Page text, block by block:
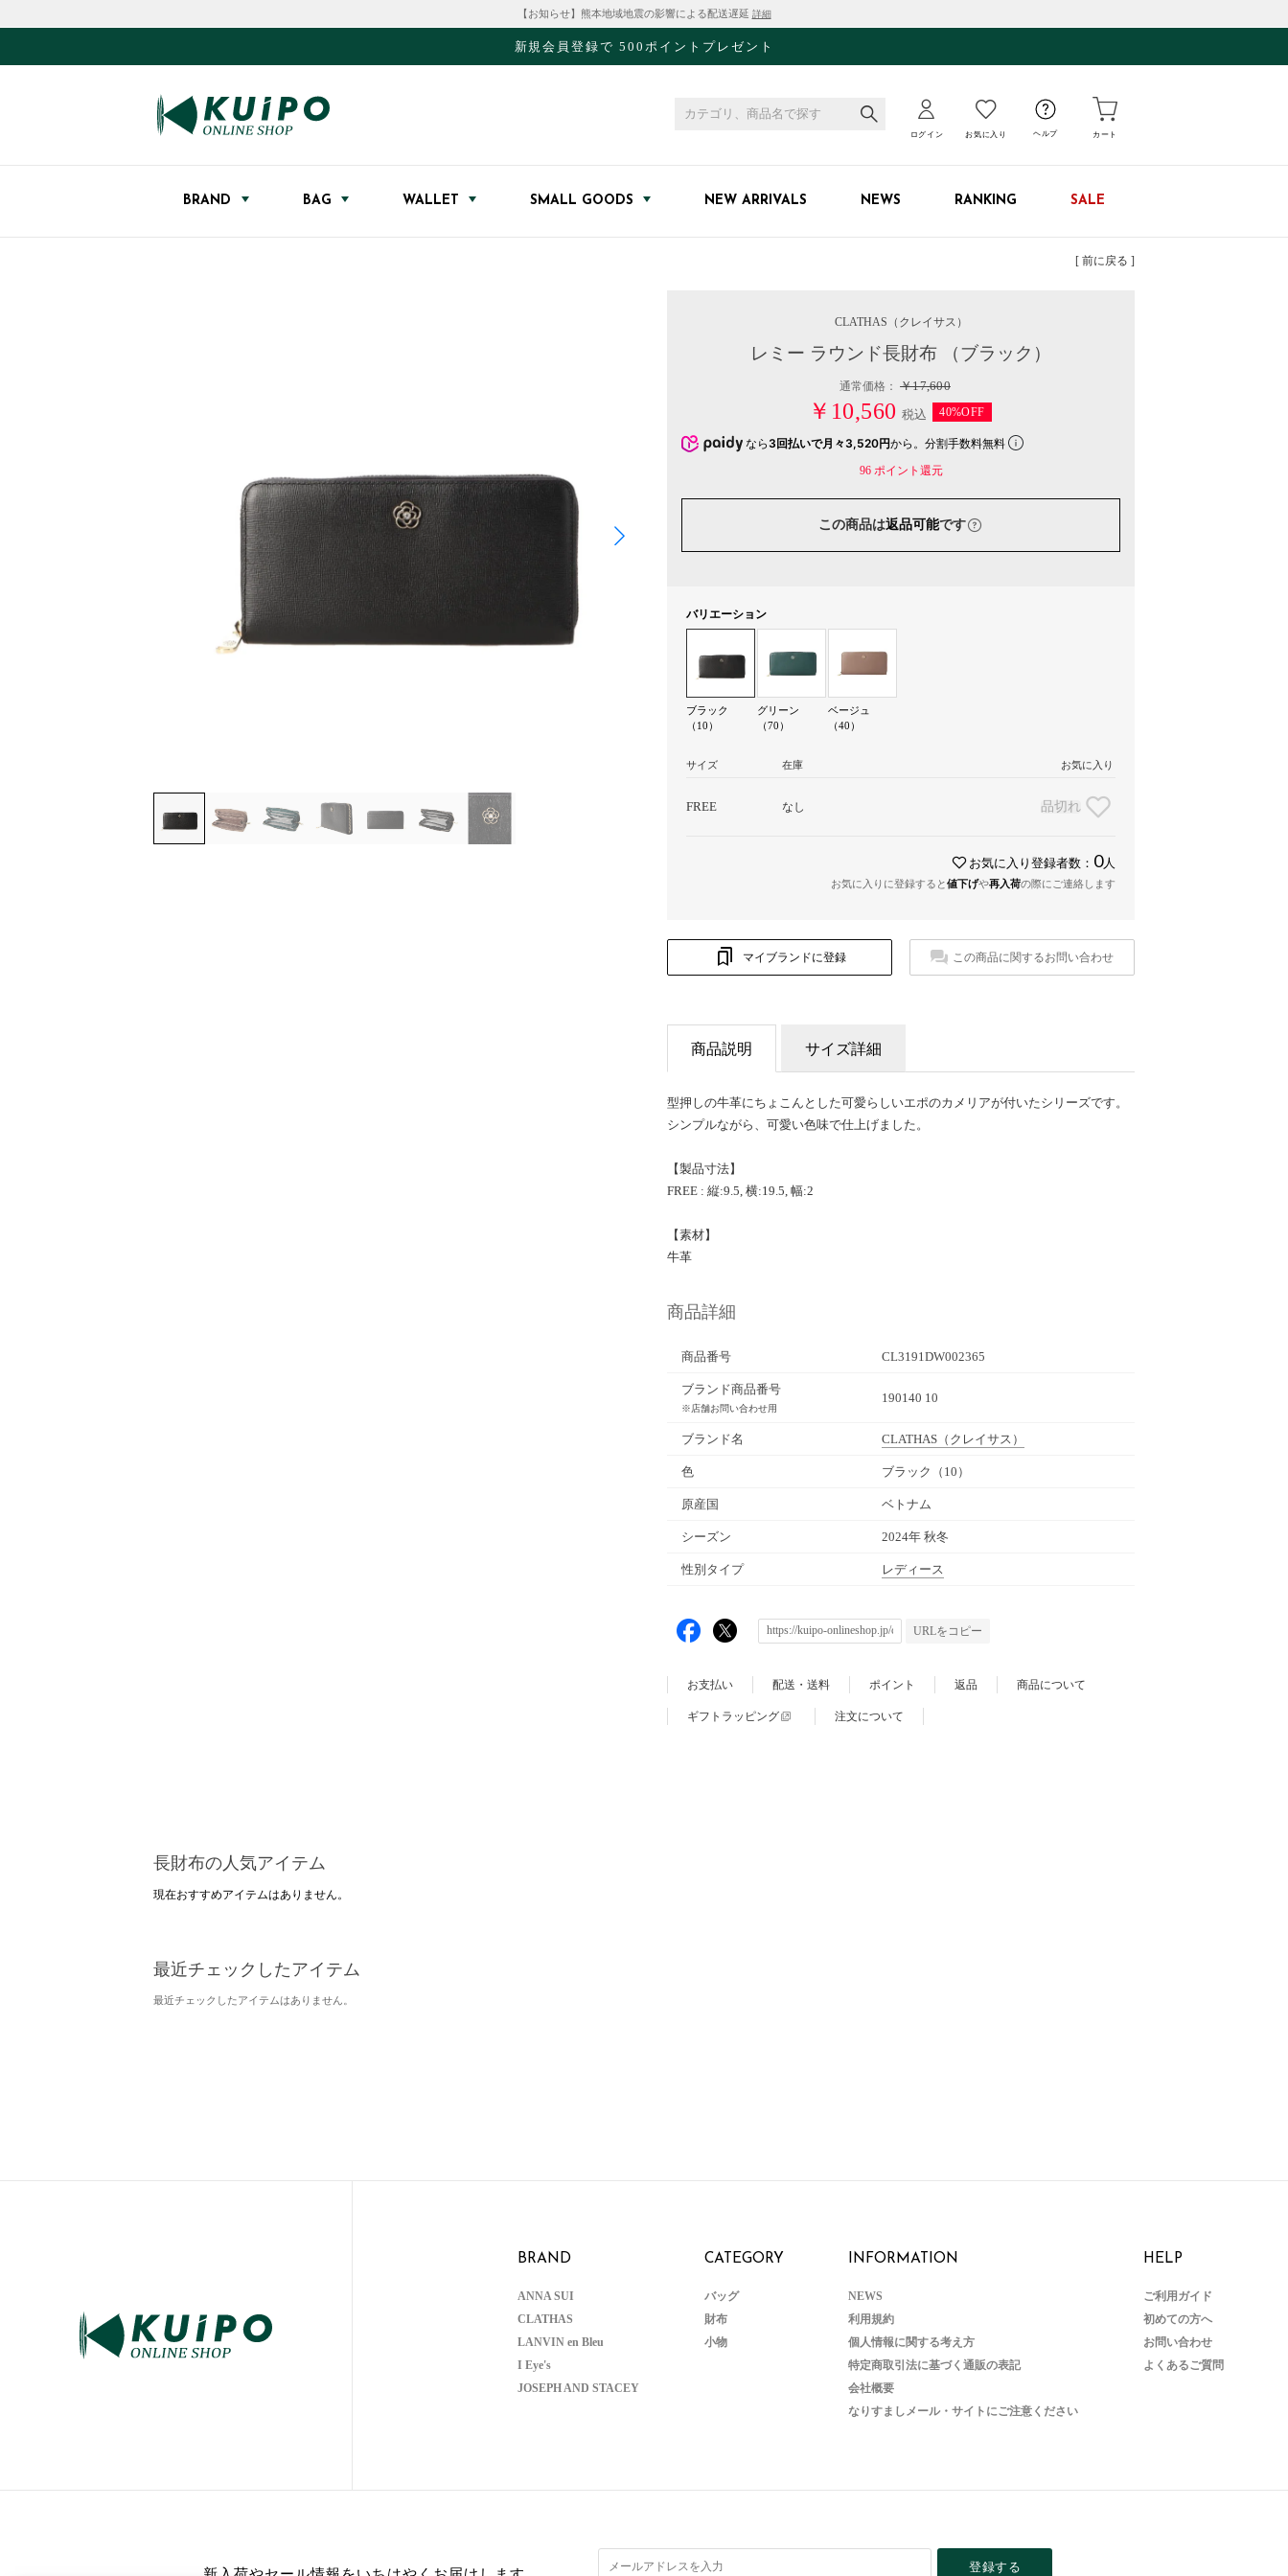
【お知らせ】熊本地域地震の影響による配送遅延 詳細
新規会員登録で 500ポイントプレゼント
ログイン お気に入り ヘルプ カート
BRAND BAG WALLET SMALL GOODS NEW ARRIVALS NEWS RANKING SALE
[ 前に戻る ]
CLATHAS （クレイサス）
レミー ラウンド長財布 （ブラック）
通常価格：￥17,600
￥10,560 税込 40%OFF
なら 3回払いで月々3,520円から。分割手数料無料
96ポイント還元
この商品は返品可能です
バリエーション
ブラック
（10）
グリーン
（70）
ベージュ
（40）
サイズ 在庫 お気に入り
FREE なし 品切れ
お気に入り登録者数： 0人
お気に入りに登録すると値下げや再入荷の際にご連絡します
マイブランドに登録 この商品に関するお問い合わせ
商品説明 サイズ詳細
型押しの牛革にちょこんとした可愛らしいエポのカメリアが付いたシリーズです。
シンプルながら、可愛い色味で仕上げました。
【製品寸法】
FREE : 縦:9.5, 横:19.5, 幅:2
【素材】
牛革
商品詳細
商品番号 CL3191DW002365
ブランド商品番号
※店舗お問い合わせ用
190140 10
ブランド名 CLATHAS （クレイサス）
色 ブラック（10）
原産国 ベトナム
シーズン 2024年 秋冬
性別タイプ レディース
URLをコピー
お支払い 配送・送料 ポイント 返品 商品について
ギフトラッピング 注文について
長財布の人気アイテム
現在おすすめアイテムはありません。
最近チェックしたアイテム
最近チェックしたアイテムはありません。
BRAND
ANNA SUI
CLATHAS
LANVIN en Bleu
I Eye's
JOSEPH AND STACEY
CATEGORY
バッグ
財布
小物
INFORMATION
NEWS
利用規約
個人情報に関する考え方
特定商取引法に基づく通販の表記
会社概要
なりすましメール・サイトにご注意ください
HELP
ご利用ガイド
初めての方へ
お問い合わせ
よくあるご質問
登録する